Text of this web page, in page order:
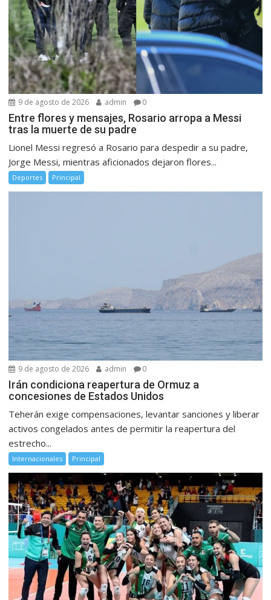
9 de agosto de 2026 admin 0
Entre flores y mensajes, Rosario arropa a Messi
tras la muerte de su padre
Lionel Messi regresó a Rosario para despedir a su padre,
Jorge Messi, mientras aficionados dejaron flores...
Deportes Principal
9 de agosto de 2026 admin 0
Irán condiciona reapertura de Ormuz a
concesiones de Estados Unidos
Teherán exige compensaciones, levantar sanciones y liberar
activos congelados antes de permitir la reapertura del
estrecho...
Internacionales Principal